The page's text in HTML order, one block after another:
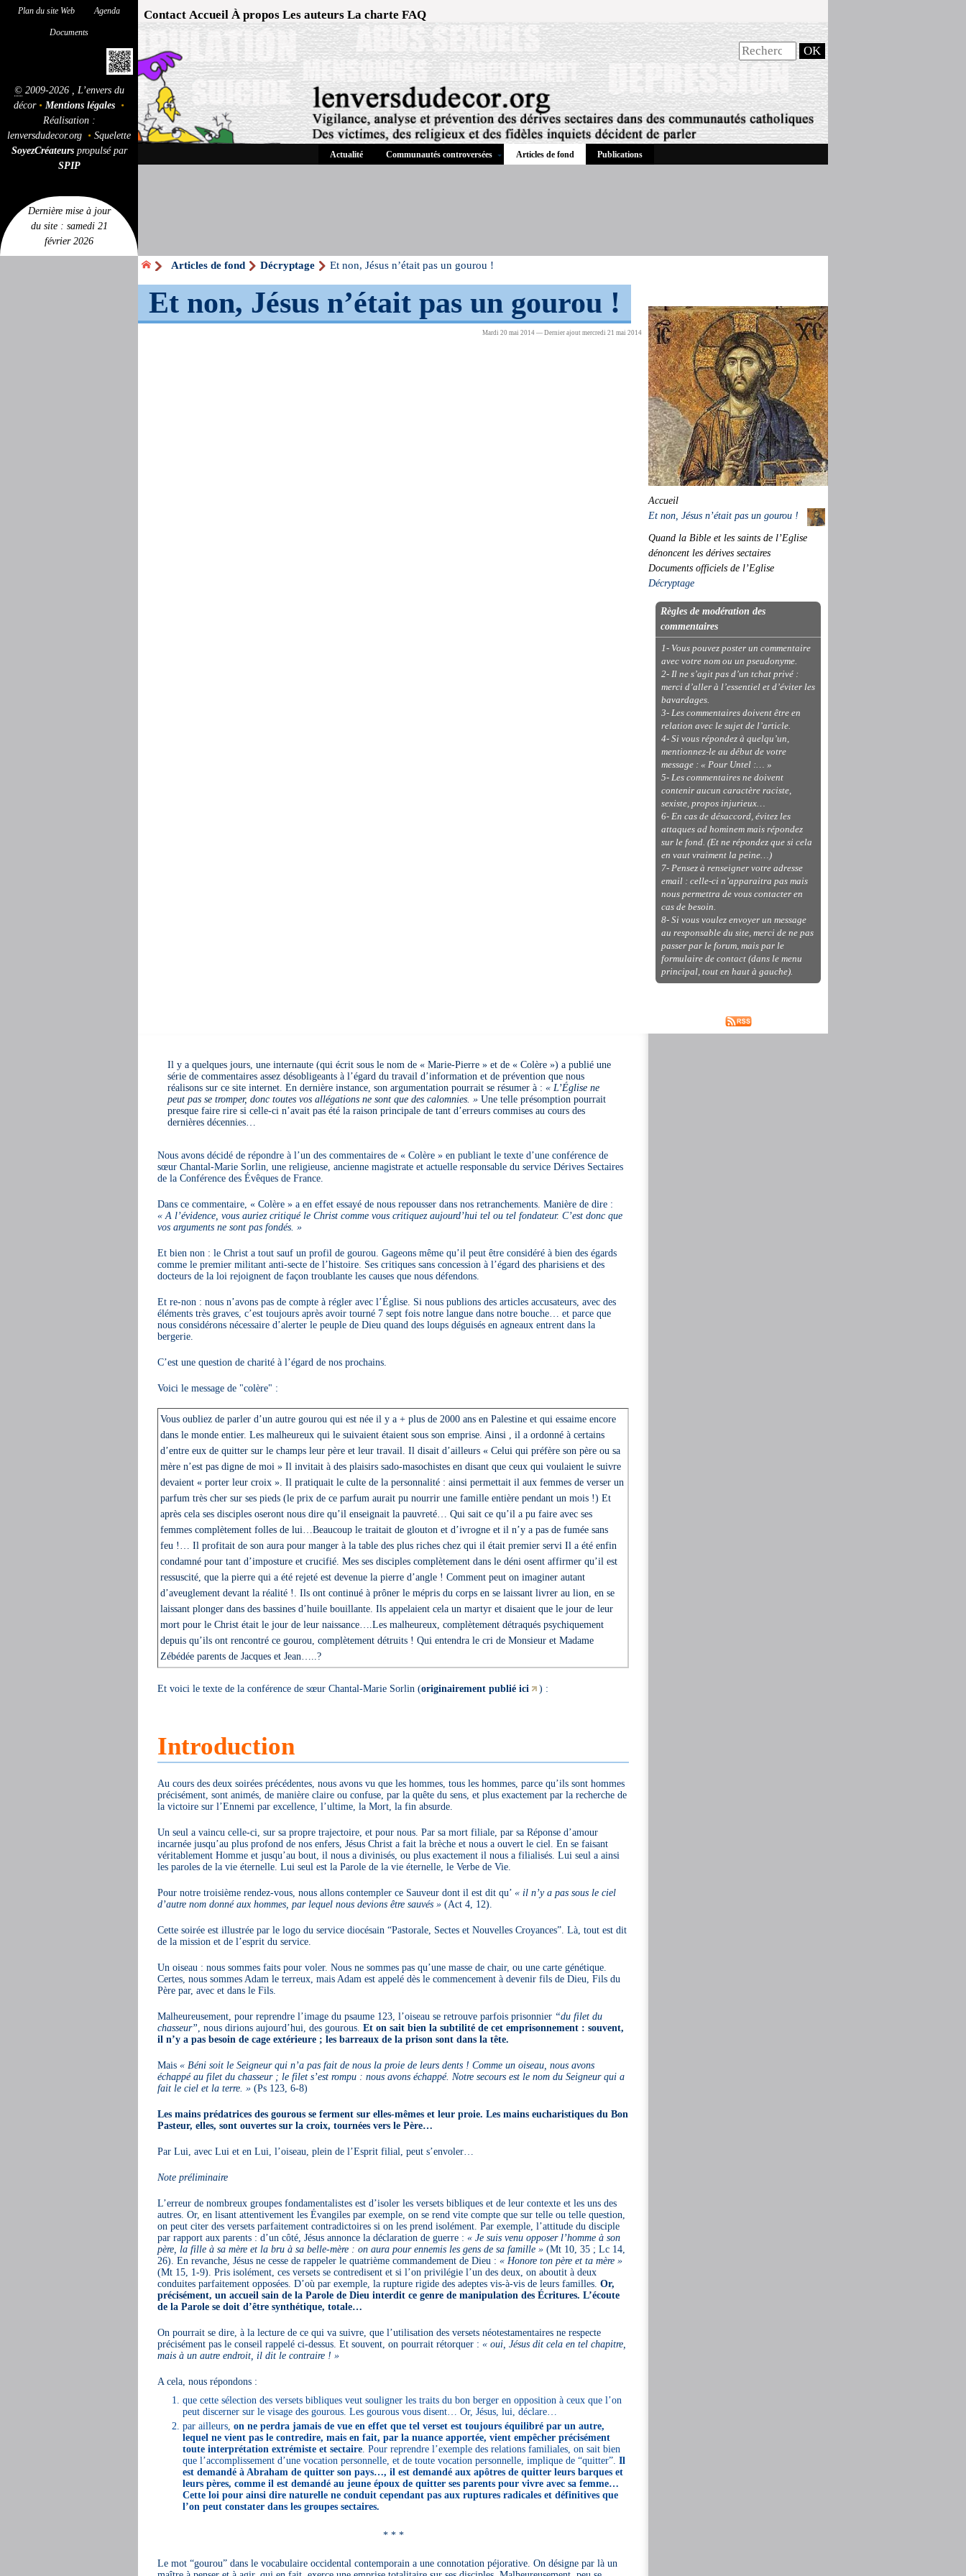
Contact Accueil À propos Les auteurs La charte FAQ
Actualité Communautés controversées Articles de fond Publications
Articles de fond Décryptage Et non, Jésus n’était pas un gourou !
Et non, Jésus n’était pas un gourou !
Mardi 20 mai 2014 — Dernier ajout mercredi 21 mai 2014
Il y a quelques jours, une internaute (qui écrit sous le nom de « Marie-Pierre » et de « Colère ») a publié une
série de commentaires assez désobligeants à l’égard du travail d’information et de prévention que nous
réalisons sur ce site internet. En dernière instance, son argumentation pourrait se résumer à : « L’Église ne
peut pas se tromper, donc toutes vos allégations ne sont que des calomnies. »Une telle présomption pourrait
presque faire rire si celle-ci n’avait pas été la raison principale de tant d’erreurs commises au cours des
dernières décennies…
Nous avons décidé de répondre à l’un des commentaires de « Colère » en publiant le texte d’une conférence de
sœur Chantal-Marie Sorlin, une religieuse, ancienne magistrate et actuelle responsable du service Dérives Sectaires
de la Conférence des Évêques de France.
Dans ce commentaire, « Colère » a en effet essayé de nous repousser dans nos retranchements. Manière de dire :
« A l’évidence, vous auriez critiqué le Christ comme vous critiquez aujourd’hui tel ou tel fondateur. C’est donc que
vos arguments ne sont pas fondés. »
Et bien non : le Christ a tout sauf un profil de gourou. Gageons même qu’il peut être considéré à bien des égards
comme le premier militant anti-secte de l’histoire. Ses critiques sans concession à l’égard des pharisiens et des
docteurs de la loi rejoignent de façon troublante les causes que nous défendons.
Et re-non : nous n’avons pas de compte à régler avec l’Église. Si nous publions des articles accusateurs, avec des
éléments très graves, c’est toujours après avoir tourné 7 sept fois notre langue dans notre bouche… et parce que
nous considérons nécessaire d’alerter le peuple de Dieu quand des loups déguisés en agneaux entrent dans la
bergerie.
C’est une question de charité à l’égard de nos prochains.
Voici le message de "colère" :
Vous oubliez de parler d’un autre gourou qui est née il y a + plus de 2000 ans en Palestine et qui essaime encore
dans le monde entier. Les malheureux qui le suivaient étaient sous son emprise. Ainsi , il a ordonné à certains
d’entre eux de quitter sur le champs leur père et leur travail. Il disait d’ailleurs « Celui qui préfère son père ou sa
mère n’est pas digne de moi » Il invitait à des plaisirs sado-masochistes en disant que ceux qui voulaient le suivre
devaient « porter leur croix ». Il pratiquait le culte de la personnalité : ainsi permettait il aux femmes de verser un
parfum très cher sur ses pieds (le prix de ce parfum aurait pu nourrir une famille entière pendant un mois !) Et
après cela ses disciples oseront nous dire qu’il enseignait la pauvreté… Qui sait ce qu’il a pu faire avec ses
femmes complètement folles de lui…Beaucoup le traitait de glouton et d’ivrogne et il n’y a pas de fumée sans
feu !… Il profitait de son aura pour manger à la table des plus riches chez qui il était premier servi Il a été enfin
condamné pour tant d’imposture et crucifié. Mes ses disciples complètement dans le déni osent affirmer qu’il est
ressuscité, que la pierre qui a été rejeté est devenue la pierre d’angle ! Comment peut on imaginer autant
d’aveuglement devant la réalité !. Ils ont continué à prôner le mépris du corps en se laissant livrer au lion, en se
laissant plonger dans des bassines d’huile bouillante. Ils appelaient cela un martyr et disaient que le jour de leur
mort pour le Christ était le jour de leur naissance….Les malheureux, complètement détraqués psychiquement
depuis qu’ils ont rencontré ce gourou, complètement détruits ! Qui entendra le cri de Monsieur et Madame
Zébédée parents de Jacques et Jean…..?
Et voici le texte de la conférence de sœur Chantal-Marie Sorlin (originairement publié ici ) :
Introduction
Au cours des deux soirées précédentes, nous avons vu que les hommes, tous les hommes, parce qu’ils sont hommes
précisément, sont animés, de manière claire ou confuse, par la quête du sens, et plus exactement par la recherche de
la victoire sur l’Ennemi par excellence, l’ultime, la Mort, la fin absurde.
Un seul a vaincu celle-ci, sur sa propre trajectoire, et pour nous. Par sa mort filiale, par sa Réponse d’amour
incarnée jusqu’au plus profond de nos enfers, Jésus Christ a fait la brèche et nous a ouvert le ciel. En se faisant
véritablement Homme et jusqu’au bout, il nous a divinisés, ou plus exactement il nous a filialisés. Lui seul a ainsi
les paroles de la vie éternelle. Lui seul est la Parole de la vie éternelle, le Verbe de Vie.
Pour notre troisième rendez-vous, nous allons contempler ce Sauveur dont il est dit qu’ « il n’y a pas sous le ciel
d’autre nom donné aux hommes, par lequel nous devions être sauvés »(Act 4, 12).
Cette soirée est illustrée par le logo du service diocésain “Pastorale, Sectes et Nouvelles Croyances”. Là, tout est dit
de la mission et de l’esprit du service.
Un oiseau : nous sommes faits pour voler. Nous ne sommes pas qu’une masse de chair, ou une carte génétique.
Certes, nous sommes Adam le terreux, mais Adam est appelé dès le commencement à devenir fils de Dieu, Fils du
Père par, avec et dans le Fils.
Malheureusement, pour reprendre l’image du psaume 123, l’oiseau se retrouve parfois prisonnier “du filet du
chasseur”, nous dirions aujourd’hui, des gourous. Et on sait bien la subtilité de cet emprisonnement : souvent,
il n’y a pas besoin de cage extérieure ; les barreaux de la prison sont dans la tête.
Mais « Béni soit le Seigneur qui n’a pas fait de nous la proie de leurs dents ! Comme un oiseau, nous avons
échappé au filet du chasseur ; le filet s’est rompu : nous avons échappé. Notre secours est le nom du Seigneur qui a
fait le ciel et la terre. »(Ps 123, 6-8)
Les mains prédatrices des gourous se ferment sur elles-mêmes et leur proie. Les mains eucharistiques du Bon
Pasteur, elles, sont ouvertes sur la croix, tournées vers le Père…
Par Lui, avec Lui et en Lui, l’oiseau, plein de l’Esprit filial, peut s’envoler…
Note préliminaire
L’erreur de nombreux groupes fondamentalistes est d’isoler les versets bibliques et de leur contexte et les uns des
autres. Or, en lisant attentivement les Évangiles par exemple, on se rend vite compte que sur telle ou telle question,
on peut citer des versets parfaitement contradictoires si on les prend isolément. Par exemple, l’attitude du disciple
par rapport aux parents : d’un côté, Jésus annonce la déclaration de guerre : « Je suis venu opposer l’homme à son
père, la fille à sa mère et la bru à sa belle-mère : on aura pour ennemis les gens de sa famille »(Mt 10, 35 ; Lc 14,
26). En revanche, Jésus ne cesse de rappeler le quatrième commandement de Dieu : « Honore ton père et ta mère »
(Mt 15, 1-9). Pris isolément, ces versets se contredisent et si l’on privilégie l’un des deux, on aboutit à deux
conduites parfaitement opposées. D’où par exemple, la rupture rigide des adeptes vis-à-vis de leurs familles. Or,
précisément, un accueil sain de la Parole de Dieu interdit ce genre de manipulation des Écritures. L’écoute
de la Parole se doit d’être synthétique, totale…
On pourrait se dire, à la lecture de ce qui va suivre, que l’utilisation des versets néotestamentaires ne respecte
précisément pas le conseil rappelé ci-dessus. Et souvent, on pourrait rétorquer : « oui, Jésus dit cela en tel chapitre,
mais à un autre endroit, il dit le contraire ! »
A cela, nous répondons :
que cette sélection des versets bibliques veut souligner les traits du bon berger en opposition à ceux que l’on
peut discerner sur le visage des gourous. Les gourous vous disent… Or, Jésus, lui, déclare…
par ailleurs, on ne perdra jamais de vue en effet que tel verset est toujours équilibré par un autre,
lequel ne vient pas le contredire, mais en fait, par la nuance apportée, vient empêcher précisément
toute interprétation extrémiste et sectaire. Pour reprendre l’exemple des relations familiales, on sait bien
que l’accomplissement d’une vocation personnelle, et de toute vocation personnelle, implique de “quitter”. Il
est demandé à Abraham de quitter son pays…, il est demandé aux apôtres de quitter leurs barques et
leurs pères, comme il est demandé au jeune époux de quitter ses parents pour vivre avec sa femme…
Cette loi pour ainsi dire naturelle ne conduit cependant pas aux ruptures radicales et définitives que
l’on peut constater dans les groupes sectaires.
* * *
Le mot “gourou” dans le vocabulaire occidental contemporain a une connotation péjorative. On désigne par là un
Accueil
Et non, Jésus n’était pas un gourou !
Quand la Bible et les saints de l’Eglise
dénoncent les dérives sectaires
Documents officiels de l’Eglise
Décryptage
Règles de modération des
commentaires
1- Vous pouvez poster un commentaire
avec votre nom ou un pseudonyme.
2- Il ne s’agit pas d’un tchat privé :
merci d’aller à l’essentiel et d’éviter les
bavardages.
3- Les commentaires doivent être en
relation avec le sujet de l’article.
4- Si vous répondez à quelqu’un,
mentionnez-le au début de votre
message : « Pour Untel :… »
5- Les commentaires ne doivent
contenir aucun caractère raciste,
sexiste, propos injurieux…
6- En cas de désaccord, évitez les
attaques ad hominem mais répondez
sur le fond. (Et ne répondez que si cela
en vaut vraiment la peine…)
7- Pensez à renseigner votre adresse
email : celle-ci n’apparaitra pas mais
nous permettra de vous contacter en
cas de besoin.
8- Si vous voulez envoyer un message
au responsable du site, merci de ne pas
passer par le forum, mais par le
formulaire de contact (dans le menu
principal, tout en haut à gauche).
Plan du site Web Agenda
Documents
©2009-2026 , L’envers du
décor • Mentions légales •
Réalisation :
lenversdudecor.org • Squelette
SoyezCréateurspropulsé par
SPIP
Dernière mise à jour
du site : samedi 21
février 2026